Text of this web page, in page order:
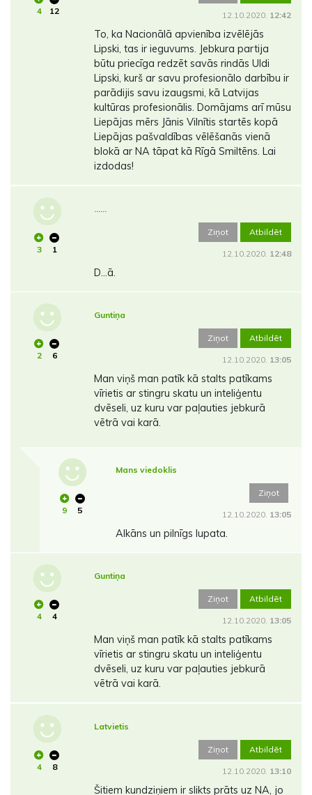
4 12 12.10.2020. 12:42
To, ka Nacionālā apvienība izvēlējās
Lipski, tas ir ieguvums. Jebkura partija
būtu priecīga redzēt savās rindās Uldi
Lipski, kurš ar savu profesionālo darbību ir
parādijis savu izaugsmi, kā Latvijas
kultūras profesionālis. Domājams arī mūsu
Liepājas mērs Jānis Vilnītis startēs kopā
Liepājas pašvaldības vēlēšanās vienā
blokā ar NA tāpat kā Rīgā Smiltēns. Lai
izdodas!
3 1
......
Ziņot Atbildēt
12.10.2020. 12:48
D...ā.
2 6
Guntiņa
Ziņot Atbildēt
12.10.2020. 13:05
Man viņš man patīk kā stalts patīkams
vīrietis ar stingru skatu un inteliģentu
dvēseli, uz kuru var paļauties jebkurā
vētrā vai karā.
9 5
Mans viedoklis
Ziņot
12.10.2020. 13:05
Alkāns un pilnīgs lupata.
4 4
Guntiņa
Ziņot Atbildēt
12.10.2020. 13:05
Man viņš man patīk kā stalts patīkams
vīrietis ar stingru skatu un inteliģentu
dvēseli, uz kuru var paļauties jebkurā
vētrā vai karā.
4 8
Latvietis
Ziņot Atbildēt
12.10.2020. 13:10
Šitiem kundziņiem ir slikts prāts uz NA, jo